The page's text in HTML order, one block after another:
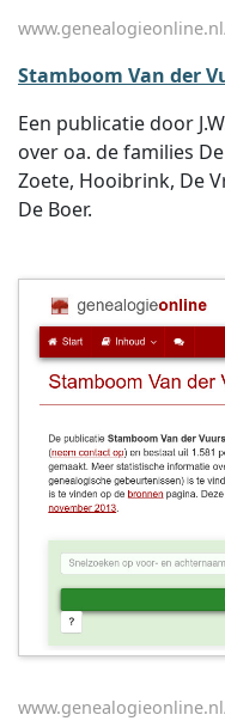
Stamboom Van der
Een publicatie door
over oa. de families
Zoete, Hooibrink, De
De Boer.